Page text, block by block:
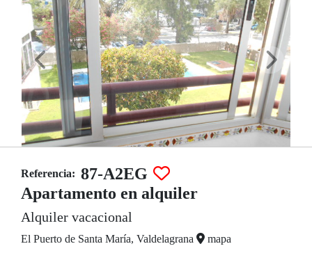
Referencia: 87-A2EG
Apartamento en alquiler
Alquiler vacacional
El Puerto de Santa María, Valdelagrana mapa